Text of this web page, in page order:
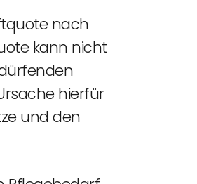
nach
kann nicht
hierfür
und den